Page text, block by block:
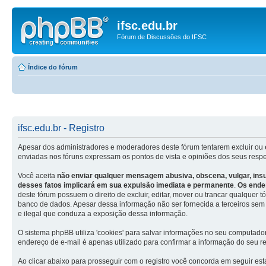
ifsc.edu.br
Fórum de Discussões do IFSC
Índice do fórum
ifsc.edu.br - Registro
Apesar dos administradores e moderadores deste fórum tentarem excluir
enviadas nos fóruns expressam os pontos de vista e opiniões dos seus
Você aceita não enviar qualquer mensagem abusiva, obscena, vulgar,
desses fatos implicará em sua expulsão imediata e permanente. Os
deste fórum possuem o direito de excluir, editar, mover ou trancar
banco de dados. Apesar dessa informação não ser fornecida a terceiros
e ilegal que conduza a exposição dessa informação.
O sistema phpBB utiliza 'cookies' para salvar informações no seu
endereço de e-mail é apenas utilizado para confirmar a informação do seu
Ao clicar abaixo para prosseguir com o registro você concorda em seguir